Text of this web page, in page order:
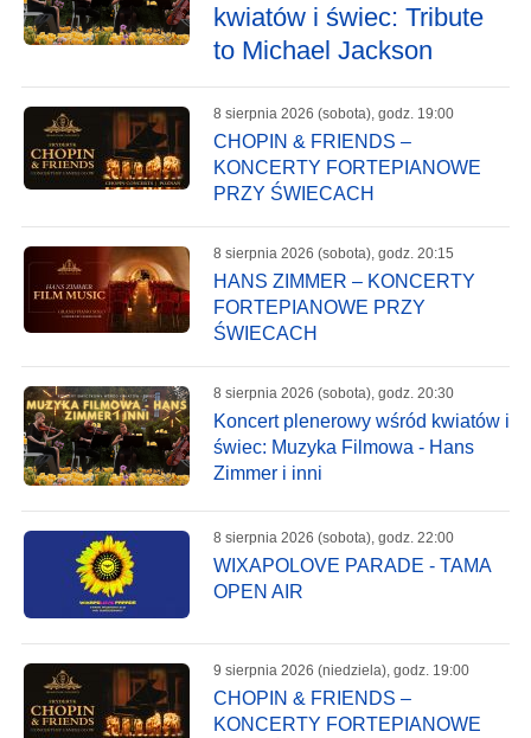
kwiatów i świec: Tribute
to Michael Jackson
8 sierpnia 2026 (sobota), godz. 19:00
CHOPIN & FRIENDS –
KONCERTY FORTEPIANOWE
PRZY ŚWIECACH
8 sierpnia 2026 (sobota), godz. 20:15
HANS ZIMMER – KONCERTY
FORTEPIANOWE PRZY
ŚWIECACH
8 sierpnia 2026 (sobota), godz. 20:30
Koncert plenerowy wśród kwiatów i
świec: Muzyka Filmowa - Hans
Zimmer i inni
8 sierpnia 2026 (sobota), godz. 22:00
WIXAPOLOVE PARADE - TAMA
OPEN AIR
9 sierpnia 2026 (niedziela), godz. 19:00
CHOPIN & FRIENDS –
KONCERTY FORTEPIANOWE